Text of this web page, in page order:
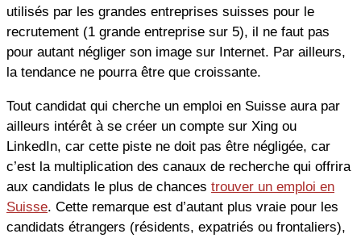
utilisés par les grandes entreprises suisses pour le
recrutement (1 grande entreprise sur 5), il ne faut pas
pour autant négliger son image sur Internet. Par ailleurs,
la tendance ne pourra être que croissante.
Tout candidat qui cherche un emploi en Suisse aura par
ailleurs intérêt à se créer un compte sur Xing ou
LinkedIn, car cette piste ne doit pas être négligée, car
c’est la multiplication des canaux de recherche qui offrira
aux candidats le plus de chances trouver un emploi en
Suisse. Cette remarque est d’autant plus vraie pour les
candidats étrangers (résidents, expatriés ou frontaliers),